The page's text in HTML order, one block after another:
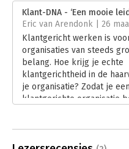
Verschijningsdatum:
6-12-
Hoofdrubriek:
Klant-DNA - ‘Een mooie
Eric van Arendonk | 26
Klantgericht werken is
organisaties van steeds
belang. Hoe krijg je echte
klantgerichtheid in de
je organisatie? Zodat je
klantgerichte organisatie